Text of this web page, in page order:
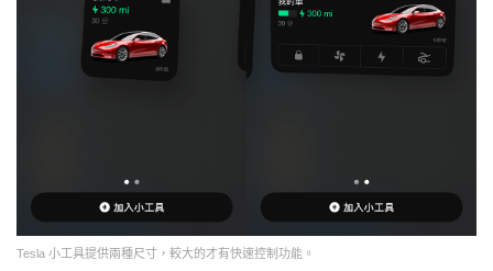
Tesla 小工具提供兩種尺寸，較大的才有快速控制功能。